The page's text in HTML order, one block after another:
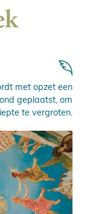
met opzet een
geplaatst, om
te vergroten.